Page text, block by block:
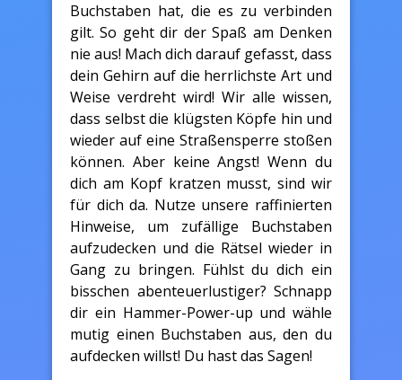
Buchstaben hat, die es zu verbinden
gilt. So geht dir der Spaß am Denken
nie aus! Mach dich darauf gefasst, dass
dein Gehirn auf die herrlichste Art und
Weise verdreht wird! Wir alle wissen,
dass selbst die klügsten Köpfe hin und
wieder auf eine Straßensperre stoßen
können. Aber keine Angst! Wenn du
dich am Kopf kratzen musst, sind wir
für dich da. Nutze unsere raffinierten
Hinweise, um zufällige Buchstaben
aufzudecken und die Rätsel wieder in
Gang zu bringen. Fühlst du dich ein
bisschen abenteuerlustiger? Schnapp
dir ein Hammer-Power-up und wähle
mutig einen Buchstaben aus, den du
aufdecken willst! Du hast das Sagen!